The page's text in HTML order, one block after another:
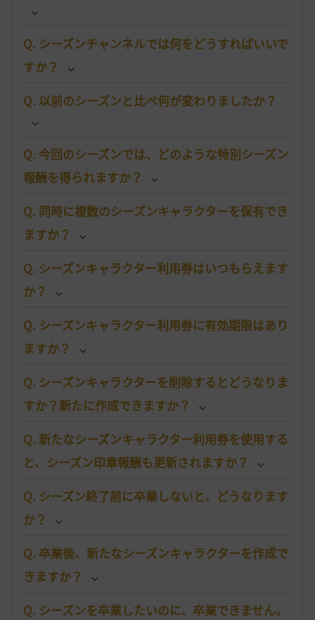
Q. シーズンチャンネルでは何をどうすればいいで
すか？
Q. 以前のシーズンと比べ何が変わりましたか？
Q. 今回のシーズンでは、どのような特別シーズン
報酬を得られますか？
Q. 同時に複数のシーズンキャラクターを保有でき
ますか？
Q. シーズンキャラクター利用券はいつもらえます
か？
Q. シーズンキャラクター利用券に有効期限はあり
ますか？
Q. シーズンキャラクターを削除するとどうなりま
すか？新たに作成できますか？
Q. 新たなシーズンキャラクター利用券を使用する
と、シーズン印章報酬も更新されますか？
Q. シーズン終了前に卒業しないと、どうなります
か？
Q. 卒業後、新たなシーズンキャラクターを作成で
きますか？
Q. シーズンを卒業したいのに、卒業できません。